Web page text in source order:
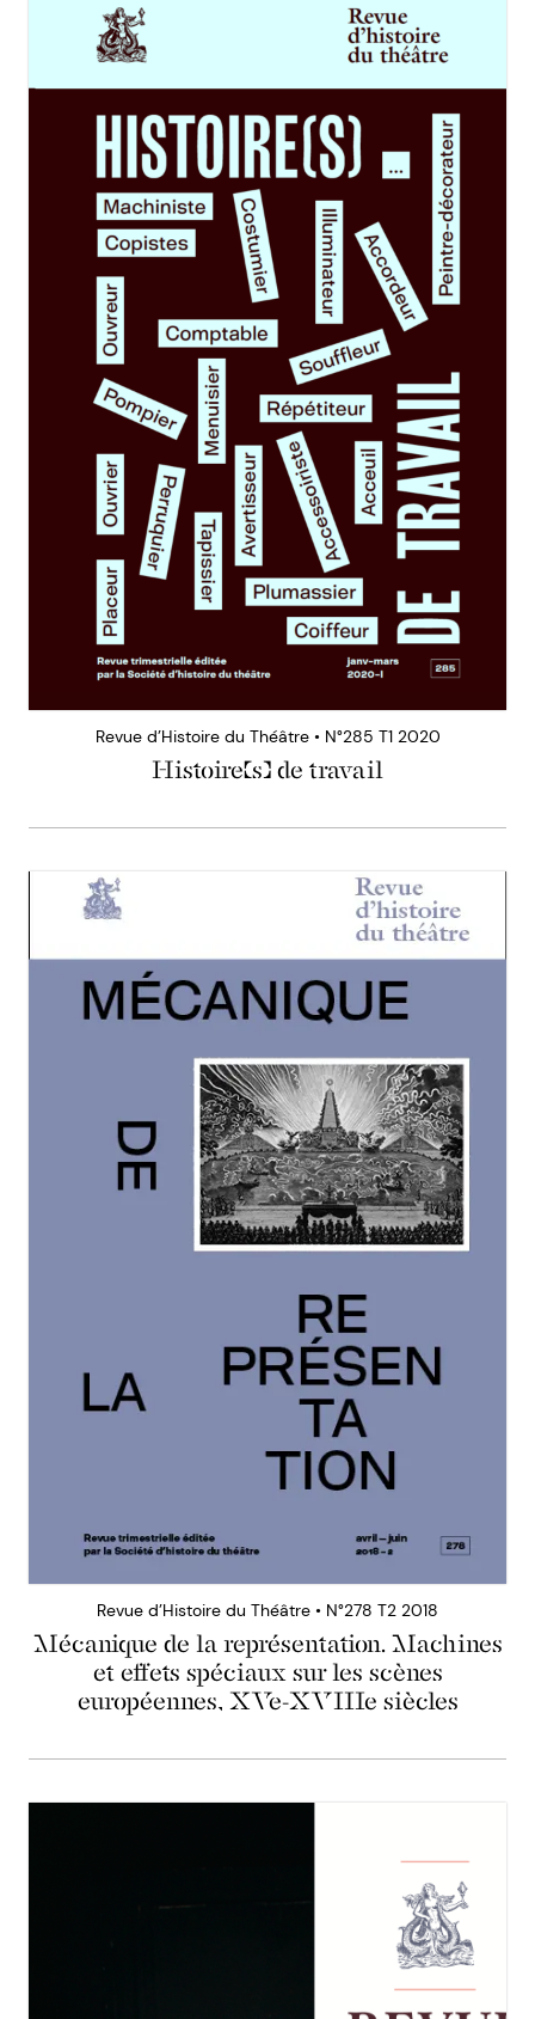
Revue d’Histoire du Théâtre • N°285 T1 2020
Histoire(s) de travail
Revue d’Histoire du Théâtre • N°278 T2 2018
Mécanique de la représentation. Machines
et effets spéciaux sur les scènes
européennes, XVe-XVIIIe siècles